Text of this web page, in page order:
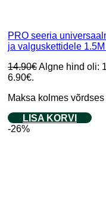
PRO seeria
ja valguskettidele
14.90€Algne hind oli:
6.90€.
Maksa kolmes
LISA KORVI
-26%